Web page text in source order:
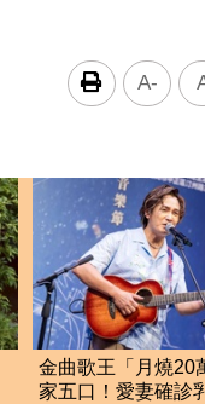
A-
金曲歌王「月燒20
家五口！愛妻確診